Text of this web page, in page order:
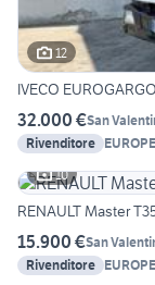
12
IVECO
32.000 €San
Rivenditore
10
RENAULT Master
15.900 €San
Rivenditore